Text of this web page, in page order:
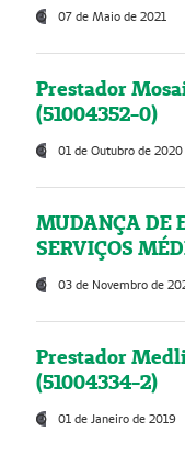
07 de Maio de 2021
Prestador
(51004352-0)
01 de Outubro de 2020
MUDANÇA DE
SERVIÇOS
03 de Novembro de
Prestador
(51004334-2)
01 de Janeiro de 2019